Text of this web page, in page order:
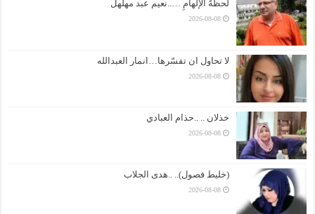
لحظةُ الإلهامِ …..نعيم عبد مهلهل
2026-08-08
لا تحاول ان تفسّرها…انمار العبدالله
2026-08-08
خذلان .. ..حذام العبادي
2026-08-08
(خليط فصول).. ..هدى الجلاب
2026-08-08